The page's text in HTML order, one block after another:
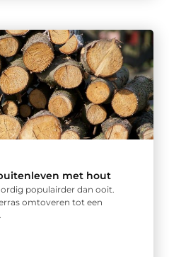
met hout
populairder dan ooit.
omtoveren tot een